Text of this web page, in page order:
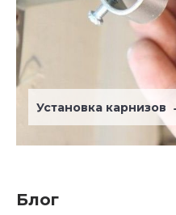
Установка карнизов
Блог